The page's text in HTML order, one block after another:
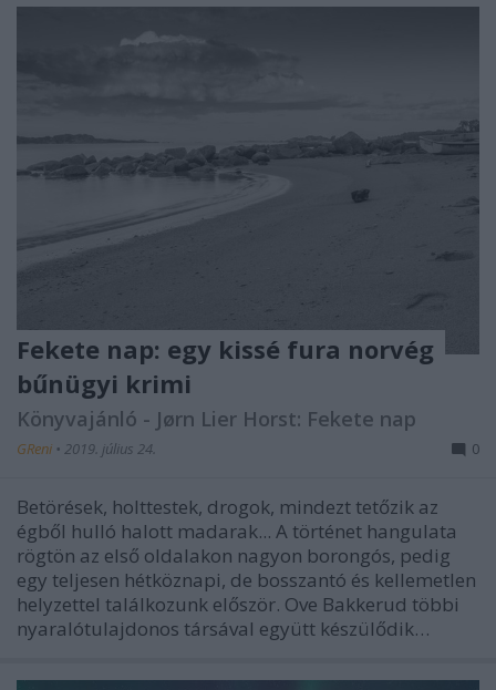
Fekete nap: egy kissé fura norvég
bűnügyi krimi
Könyvajánló - Jørn Lier Horst: Fekete nap
GReni • 2019. július 24. 0
Betörések, holttestek, drogok, mindezt tetőzik az
égből hulló halott madarak... A történet hangulata
rögtön az első oldalakon nagyon borongós, pedig
egy teljesen hétköznapi, de bosszantó és kellemetlen
helyzettel találkozunk először. Ove Bakkerud többi
nyaralótulajdonos társával együtt készülődik…